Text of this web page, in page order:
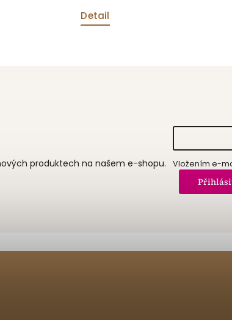
Detail
produktech na našem e-shopu. Vložením e-